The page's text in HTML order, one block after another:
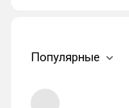
Популярные